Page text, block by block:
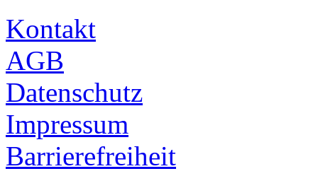
Kontakt
AGB
Datenschutz
Impressum
Barrierefreiheit